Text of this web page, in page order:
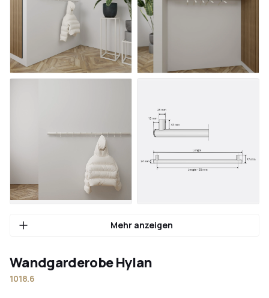
Mehr anzeigen
Wandgarderobe Hylan
1018.6